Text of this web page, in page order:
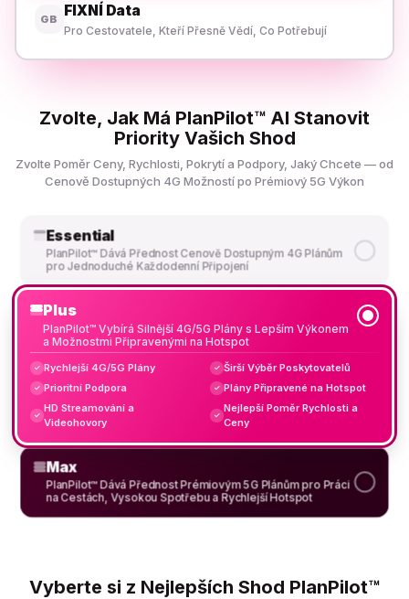
GB FIXNÍ Data
Pro Cestovatele, Kteří Přesně Vědí, Co Potřebují
Zvolte, Jak Má PlanPilot™ AI Stanovit
Priority Vašich Shod
Zvolte Poměr Ceny, Rychlosti, Pokrytí a Podpory, Jaký Chcete — od
Cenově Dostupných 4G Možností po Prémiový 5G Výkon
Essential
PlanPilot™ Dává Přednost Cenově Dostupným 4G Plánům
pro Jednoduché Každodenní Připojení
Plus
PlanPilot™ Vybírá Silnější 4G/5G Plány s Lepším Výkonem
a Možnostmi Připravenými na Hotspot
✓ Rychlejší 4G/5G Plány ✓ Širší Výběr Poskytovatelů
✓ Prioritní Podpora ✓ Plány Připravené na Hotspot
✓
HD Streamování a
Videohovory
✓
Nejlepší Poměr Rychlosti a
Ceny
Max
PlanPilot™ Dává Přednost Prémiovým 5G Plánům pro Práci
na Cestách, Vysokou Spotřebu a Rychlejší Hotspot
Vyberte si z Nejlepších Shod PlanPilot™